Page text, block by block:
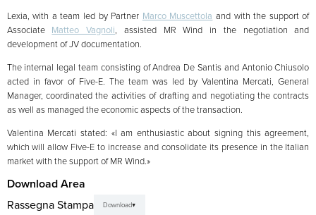
Lexia, with a team led by Partner Marco Muscettola and with the support of
Associate Matteo Vagnoli, assisted MR Wind in the negotiation and
development of JV documentation.
The internal legal team consisting of Andrea De Santis and Antonio Chiusolo
acted in favor of Five-E. The team was led by Valentina Mercati, General
Manager, coordinated the activities of drafting and negotiating the contracts
as well as managed the economic aspects of the transaction.
Valentina Mercati stated: «I am enthusiastic about signing this agreement,
which will allow Five-E to increase and consolidate its presence in the Italian
market with the support of MR Wind.»
Download Area
Rassegna Stampa
Download